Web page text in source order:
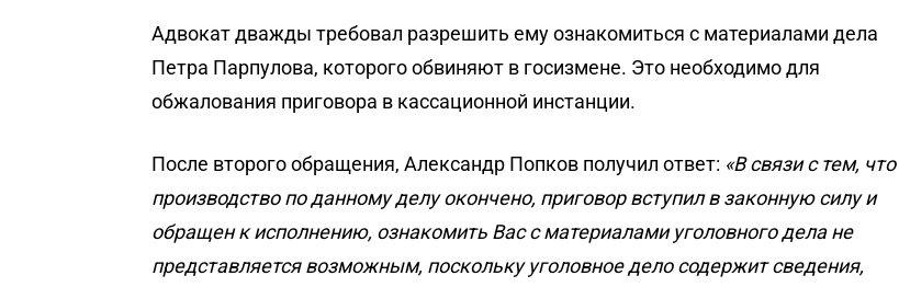
Адвокат дважды требовал разрешить ему ознакомиться с материалами дела
Петра Парпулова, которого обвиняют в госизмене. Это необходимо для
обжалования приговора в кассационной инстанции.
После второго обращения, Александр Попков получил ответ: «В связи с тем, что
производство по данному делу окончено, приговор вступил в законную силу и
обращен к исполнению, ознакомить Вас с материалами уголовного дела не
представляется возможным, поскольку уголовное дело содержит сведения,